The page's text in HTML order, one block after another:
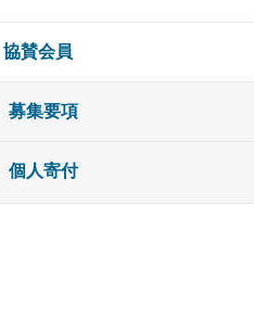
協賛会員
募集要項
個人寄付